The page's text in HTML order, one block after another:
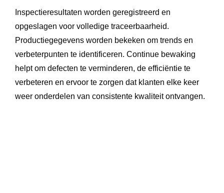
Inspectieresultaten worden geregistreerd en
opgeslagen voor volledige traceerbaarheid.
Productiegegevens worden bekeken om trends en
verbeterpunten te identificeren. Continue bewaking
helpt om defecten te verminderen, de efficiëntie te
verbeteren en ervoor te zorgen dat klanten elke keer
weer onderdelen van consistente kwaliteit ontvangen.